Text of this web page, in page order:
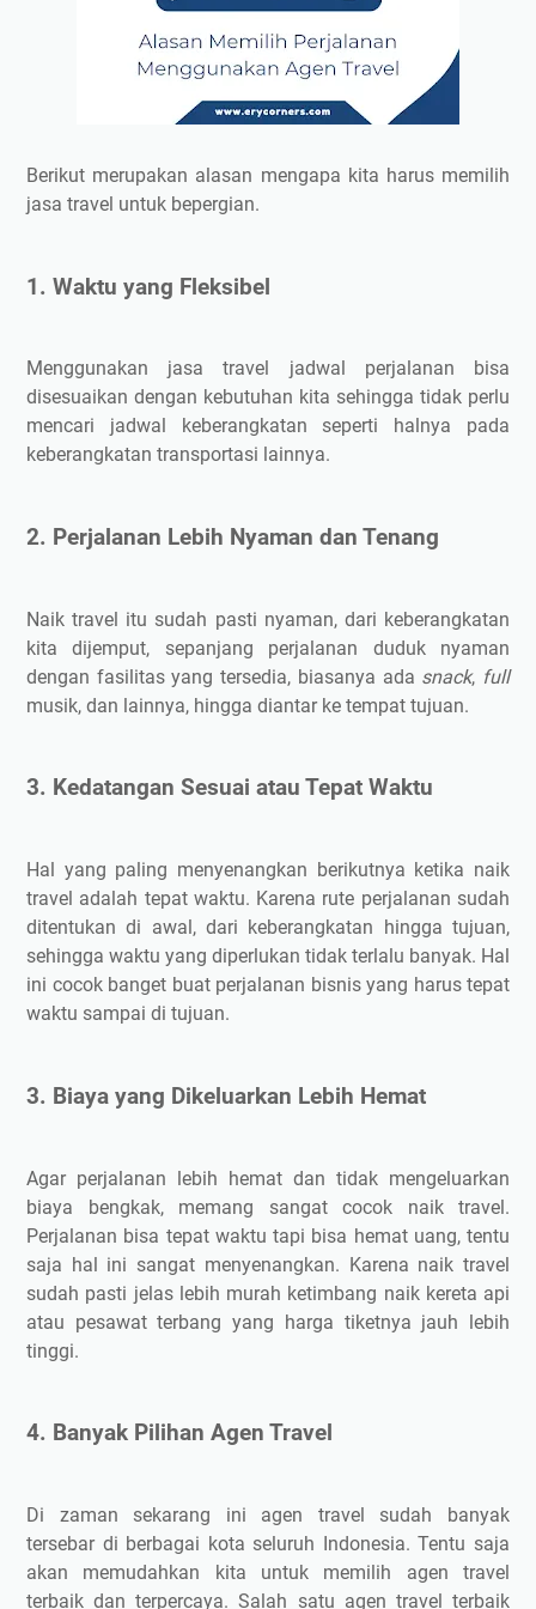
2. Teknis Penjemputan (Door to Door Travel)
4. Barang Bawaan
Berikut merupakan alasan mengapa kita harus memilih
jasa travel untuk bepergian.
1. Waktu yang Fleksibel
Menggunakan jasa travel jadwal perjalanan bisa
disesuaikan dengan kebutuhan kita sehingga tidak perlu
mencari jadwal keberangkatan seperti halnya pada
keberangkatan transportasi lainnya.
2. Perjalanan Lebih Nyaman dan Tenang
Naik travel itu sudah pasti nyaman, dari keberangkatan
kita dijemput, sepanjang perjalanan duduk nyaman
dengan fasilitas yang tersedia, biasanya ada snack, full
musik, dan lainnya, hingga diantar ke tempat tujuan.
3. Kedatangan Sesuai atau Tepat Waktu
Hal yang paling menyenangkan berikutnya ketika naik
travel adalah tepat waktu. Karena rute perjalanan sudah
ditentukan di awal, dari keberangkatan hingga tujuan,
sehingga waktu yang diperlukan tidak terlalu banyak. Hal
ini cocok banget buat perjalanan bisnis yang harus tepat
waktu sampai di tujuan.
3. Biaya yang Dikeluarkan Lebih Hemat
Agar perjalanan lebih hemat dan tidak mengeluarkan
biaya bengkak, memang sangat cocok naik travel.
Perjalanan bisa tepat waktu tapi bisa hemat uang, tentu
saja hal ini sangat menyenangkan. Karena naik travel
sudah pasti jelas lebih murah ketimbang naik kereta api
atau pesawat terbang yang harga tiketnya jauh lebih
tinggi.
4. Banyak Pilihan Agen Travel
Di zaman sekarang ini agen travel sudah banyak
tersebar di berbagai kota seluruh Indonesia. Tentu saja
akan memudahkan kita untuk memilih agen travel
terbaik dan terpercaya. Salah satu agen travel terbaik